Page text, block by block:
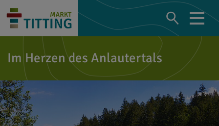
Im Herzen des Anlautertals